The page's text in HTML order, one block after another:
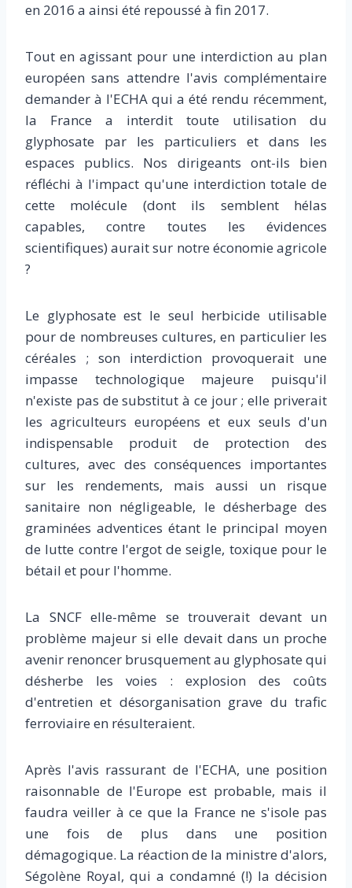
en 2016 a ainsi été repoussé à fin 2017.
Tout en agissant pour une interdiction au plan
européen sans attendre l'avis complémentaire
demander à l'ECHA qui a été rendu récemment,
la France a interdit toute utilisation du
glyphosate par les particuliers et dans les
espaces publics. Nos dirigeants ont-ils bien
réfléchi à l'impact qu'une interdiction totale de
cette molécule (dont ils semblent hélas
capables, contre toutes les évidences
scientifiques) aurait sur notre économie agricole
?
Le glyphosate est le seul herbicide utilisable
pour de nombreuses cultures, en particulier les
céréales ; son interdiction provoquerait une
impasse technologique majeure puisqu'il
n'existe pas de substitut à ce jour ; elle priverait
les agriculteurs européens et eux seuls d'un
indispensable produit de protection des
cultures, avec des conséquences importantes
sur les rendements, mais aussi un risque
sanitaire non négligeable, le désherbage des
graminées adventices étant le principal moyen
de lutte contre l'ergot de seigle, toxique pour le
bétail et pour l'homme.
La SNCF elle-même se trouverait devant un
problème majeur si elle devait dans un proche
avenir renoncer brusquement au glyphosate qui
désherbe les voies : explosion des coûts
d'entretien et désorganisation grave du trafic
ferroviaire en résulteraient.
Après l'avis rassurant de l'ECHA, une position
raisonnable de l'Europe est probable, mais il
faudra veiller à ce que la France ne s'isole pas
une fois de plus dans une position
démagogique. La réaction de la ministre d'alors,
Ségolène Royal, qui a condamné (!) la décision